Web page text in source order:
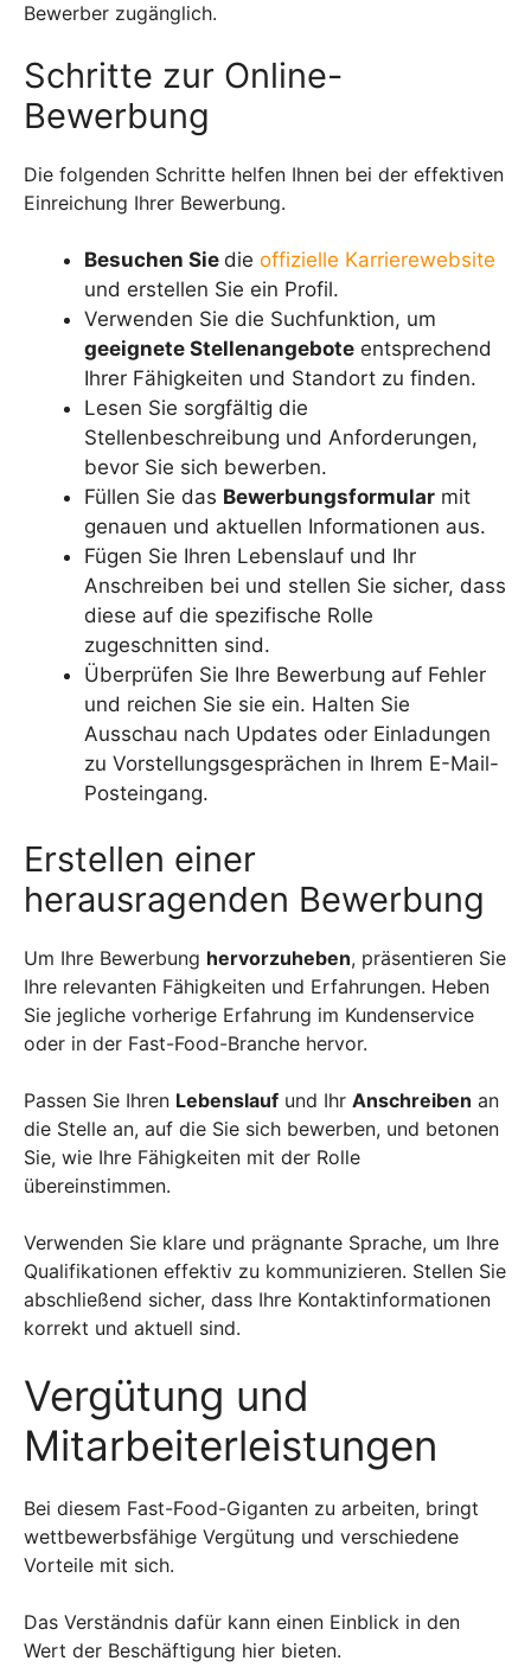
Bewerber zugänglich.
Schritte zur Online-
Bewerbung
Die folgenden Schritte helfen Ihnen bei der effektiven
Einreichung Ihrer Bewerbung.
Besuchen Sie die offizielle Karrierewebsite
und erstellen Sie ein Profil.
Verwenden Sie die Suchfunktion, um
geeignete Stellenangebote entsprechend
Ihrer Fähigkeiten und Standort zu finden.
Lesen Sie sorgfältig die
Stellenbeschreibung und Anforderungen,
bevor Sie sich bewerben.
Füllen Sie das Bewerbungsformular mit
genauen und aktuellen Informationen aus.
Fügen Sie Ihren Lebenslauf und Ihr
Anschreiben bei und stellen Sie sicher, dass
diese auf die spezifische Rolle
zugeschnitten sind.
Überprüfen Sie Ihre Bewerbung auf Fehler
und reichen Sie sie ein. Halten Sie
Ausschau nach Updates oder Einladungen
zu Vorstellungsgesprächen in Ihrem E-Mail-
Posteingang.
Erstellen einer
herausragenden Bewerbung
Um Ihre Bewerbung hervorzuheben, präsentieren Sie
Ihre relevanten Fähigkeiten und Erfahrungen. Heben
Sie jegliche vorherige Erfahrung im Kundenservice
oder in der Fast-Food-Branche hervor.
Passen Sie Ihren Lebenslauf und Ihr Anschreiben an
die Stelle an, auf die Sie sich bewerben, und betonen
Sie, wie Ihre Fähigkeiten mit der Rolle
übereinstimmen.
Verwenden Sie klare und prägnante Sprache, um Ihre
Qualifikationen effektiv zu kommunizieren. Stellen Sie
abschließend sicher, dass Ihre Kontaktinformationen
korrekt und aktuell sind.
Vergütung und
Mitarbeiterleistungen
Bei diesem Fast-Food-Giganten zu arbeiten, bringt
wettbewerbsfähige Vergütung und verschiedene
Vorteile mit sich.
Das Verständnis dafür kann einen Einblick in den
Wert der Beschäftigung hier bieten.